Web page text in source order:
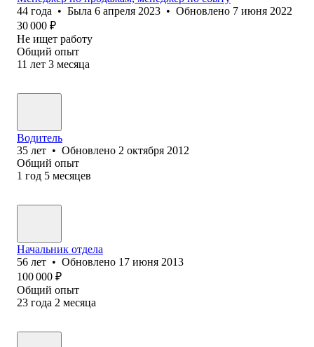
44 года • Была 6 апреля 2023 • Обновлено 7 июня 2022
30 000 ₽
Не ищет работу
Общий опыт
11 лет 3 месяца
Водитель
35 лет • Обновлено 2 октября 2012
Общий опыт
1 год 5 месяцев
Начальник отдела
56 лет • Обновлено 17 июня 2013
100 000 ₽
Общий опыт
23 года 2 месяца